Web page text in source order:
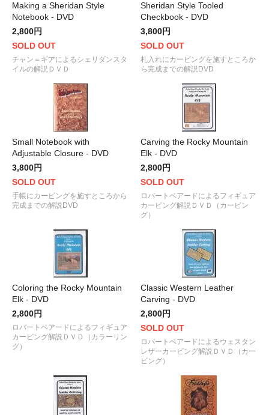
Making a Sheridan Style
Notebook - DVD
2,800円
SOLD OUT
チャン＝ギアによるシェリダンスタ
イルの解説ＤＶＤ
Sheridan Style Tooled
Checkbook - DVD
3,800円
SOLD OUT
札入れにカービングを施すところか
ら完成までの解説DVD
Small Notebook with
Adjustable Closure - DVD
3,800円
SOLD OUT
手帳にカービングを施すところから
完成までの解説DVD
Carving the Rocky Mountain
Elk - DVD
2,800円
SOLD OUT
ロバートベアードによるフィギュア
カービング解説ＤＶＤ（カービン
グ）
Coloring the Rocky Mountain
Elk - DVD
2,800円
ロバートベアードによるフィギュア
カービング解説ＤＶＤ（カラーリン
グ）
Classic Western Leather
Carving - DVD
2,800円
SOLD OUT
ロバートベアードによるウェスタン
レザーカービング解説ＤＶＤ（カー
ビング）